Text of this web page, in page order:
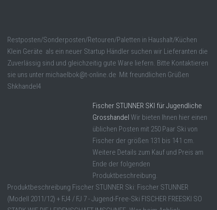
Restposten/Sonderposten/Retouren/Paletten in Haushalt/Küchen
Klein Geräte als ein neuer Startup Händler suchen wir Lieferanten die
Zuverlässig sind und gleichzeitig gute Ware liefern. Bitte Kontaktieren
sie uns unter michaelbok@t-online.de Mit freundlichen Grüßen
Shkhandel4
Fischer STUNNER SKI für Jugendliche
Grosshandel Wir bieten Ihnen hier einen
üblichen Posten mit 250 Paar Ski von
Fischer der größen 131 bis 141 cm.
Weitere Details zum Kauf und Preis am
Ende der folgenden
Produktbeschreibung.
Produktbeschreibung Fischer STUNNER Ski: Fischer STUNNER
(Modell 2011/12) + FJ4 / FJ 7 - Jugend-Free-Ski FISCHER FREESKI SO